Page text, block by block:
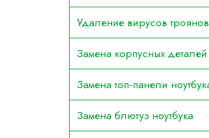
Удаление вирусов троянов
Замена корпусных деталей
Замена топ-панели
Замена блютуз ноутбука